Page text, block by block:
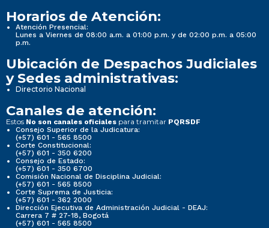
Horarios de Atención:
Atención Presencial:
Lunes a Viernes de 08:00 a.m. a 01:00 p.m. y de 02:00 p.m. a 05:00
p.m.
Ubicación de Despachos Judiciales
y Sedes administrativas:
Directorio Nacional
Canales de atención:
Estos No son canales oficiales para tramitar PQRSDF
Consejo Superior de la Judicatura:
(+57) 601 - 565 8500
Corte Constitucional:
(+57) 601 - 350 6200
Consejo de Estado:
(+57) 601 - 350 6700
Comisión Nacional de Disciplina Judicial:
(+57) 601 - 565 8500
Corte Suprema de Justicia:
(+57) 601 - 362 2000
Dirección Ejecutiva de Administración Judicial - DEAJ:
Carrera 7 # 27-18, Bogotá
(+57) 601 - 565 8500